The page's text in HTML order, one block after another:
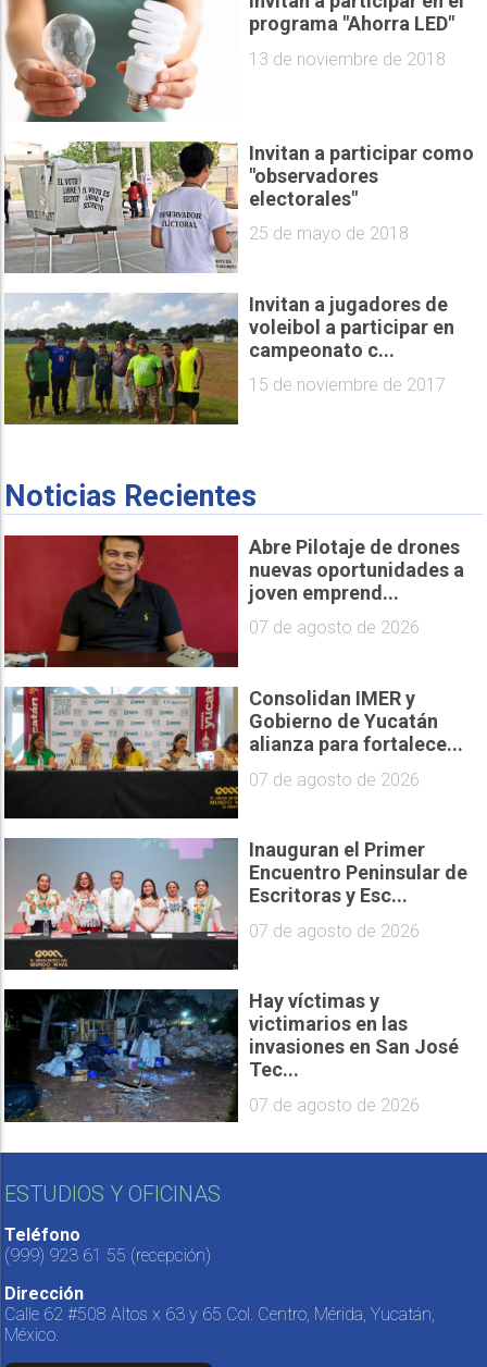
programa "Ahorra LED"
13 de noviembre de 2018
Invitan a participar como
"observadores
electorales"
25 de mayo de 2018
Invitan a jugadores de
voleibol a participar en
campeonato c...
15 de noviembre de 2017
Noticias Recientes
Abre Pilotaje de drones
nuevas oportunidades a
joven emprend...
07 de agosto de 2026
Consolidan IMER y
Gobierno de Yucatán
alianza para fortalece...
07 de agosto de 2026
Inauguran el Primer
Encuentro Peninsular de
Escritoras y Esc...
07 de agosto de 2026
Hay víctimas y
victimarios en las
invasiones en San José
Tec...
07 de agosto de 2026
ESTUDIOS Y OFICINAS
Teléfono
(999) 923 61 55 (recepción)
Dirección
Calle 62 #508 Altos x 63 y 65 Col. Centro, Mérida, Yucatán,
México.